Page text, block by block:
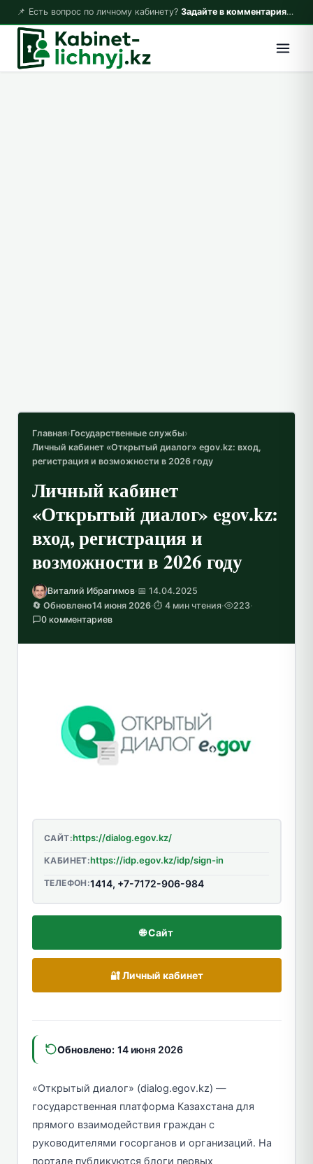
📌 Есть вопрос по личному кабинету? Задайте в комментариях — ответим!
Главная›Государственные службы›
Личный кабинет «Открытый диалог» egov.kz: вход,
регистрация и возможности в 2026 году
Личный кабинет
«Открытый диалог» egov.kz:
вход, регистрация и
возможности в 2026 году
Виталий Ибрагимов·📅 14.04.2025
🔄 Обновлено14 июня 2026·⏱️ 4 мин чтения· 223·
0 комментариев
САЙТ:https://dialog.egov.kz/
КАБИНЕТ:https://idp.egov.kz/idp/sign-in
ТЕЛЕФОН:1414, +7-7172-906-984
🌐 Сайт
🔐 Личный кабинет
Обновлено: 14 июня 2026
«Открытый диалог» (dialog.egov.kz) —
государственная платформа Казахстана для
прямого взаимодействия граждан с
руководителями госорганов и организаций. На
портале публикуются блоги первых